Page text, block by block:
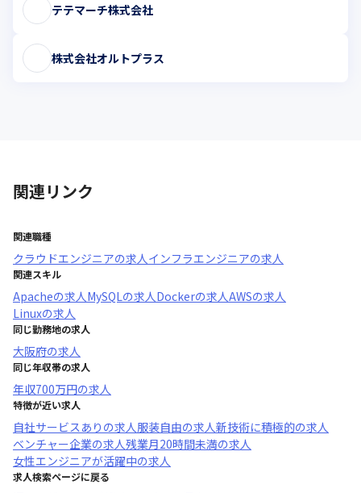
テテマーチ株式会社
株式会社オルトプラス
関連リンク
関連職種
クラウドエンジニアの求人インフラエンジニアの求人
関連スキル
Apacheの求人MySQLの求人Dockerの求人AWSの求人
Linuxの求人
同じ勤務地の求人
大阪府の求人
同じ年収帯の求人
年収700万円の求人
特徴が近い求人
自社サービスあり の求人服装自由の求人新技術に積極的の求人
ベンチャー企業の求人残業月20時間未満の求人
女性エンジニアが活躍中の求人
求人検索ページに戻る